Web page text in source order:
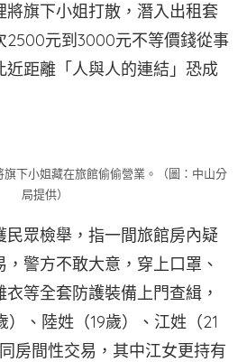
將旗下小姐打散，潛入出租套
2500元到3000元不等價錢從事
近距離「人與人的連結」恐成
下小姐藏在旅館偷偷營業。（圖：中山分
局提供）
眾檢舉，指一間旅館房內疑
警方不敢大意，穿上口罩、
等全套防護裝備上門查緝，
、陸姓（19歲）、江姓（21
房間性交易，其中江女更持有